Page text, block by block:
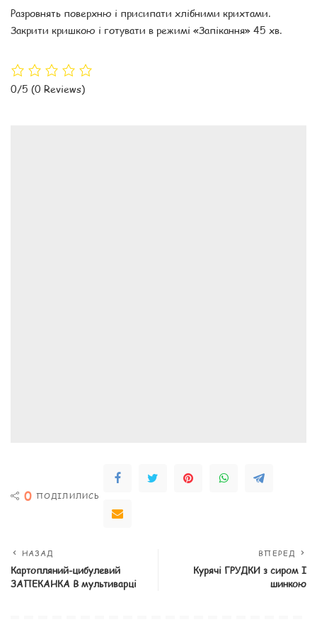
Разровнять поверхню і присипати хлібними крихтами.
Закрити кришкою і готувати в режимі «Запікання» 45 хв.
0/5 (0 Reviews)
0 ПОДІЛИЛИСЬ
НАЗАД
Картопляний-цибулевий
ЗАПЕКАНКА В мультиварці
ВПЕРЕД
Курячі ГРУДКИ з сиром І
шинкою